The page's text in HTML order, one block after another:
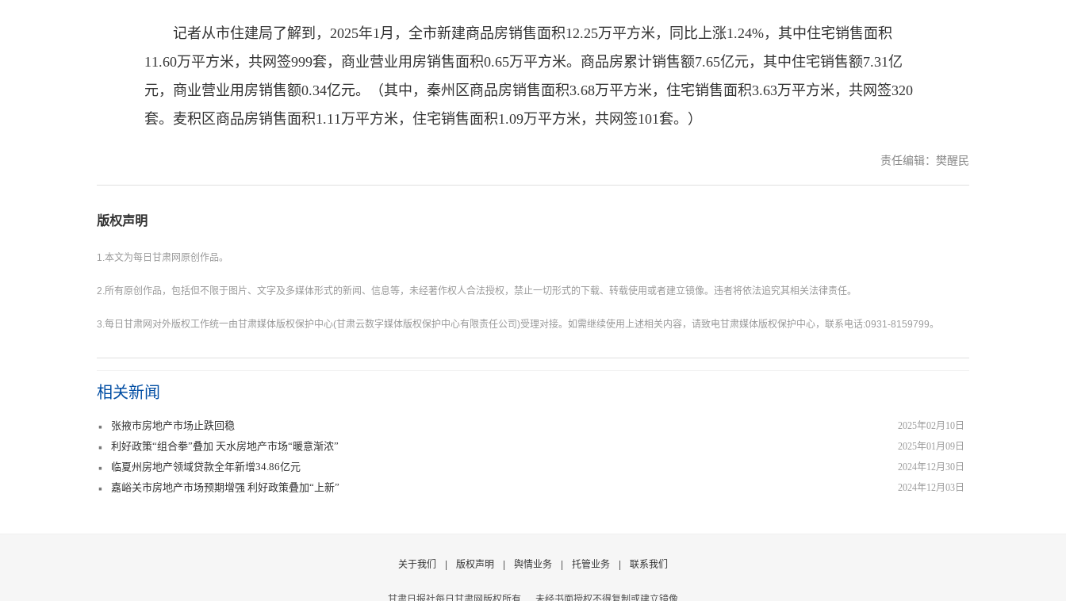
记者从市住建局了解到，2025年1月，全市新建商品房销售面积12.25万平方米，同比上涨1.24%，其中住宅销售面积
11.60万平方米，共网签999套，商业营业用房销售面积0.65万平方米。商品房累计销售额7.65亿元，其中住宅销售额7.31亿
元，商业营业用房销售额0.34亿元。（其中，秦州区商品房销售面积3.68万平方米，住宅销售面积3.63万平方米，共网签320
套。麦积区商品房销售面积1.11万平方米，住宅销售面积1.09万平方米，共网签101套。）
责任编辑：樊醒民
版权声明
1.本文为每日甘肃网原创作品。
2.所有原创作品，包括但不限于图片、文字及多媒体形式的新闻、信息等，未经著作权人合法授权，禁止一切形式的下载、转载使用或者建立镜像。违者将依法追究其相关法律责任。
3.每日甘肃网对外版权工作统一由甘肃媒体版权保护中心(甘肃云数字媒体版权保护中心有限责任公司)受理对接。如需继续使用上述相关内容，请致电甘肃媒体版权保护中心，联系电话:0931-8159799。
相关新闻
2025年02月10日
张掖市房地产市场止跌回稳
2025年01月09日
利好政策“组合拳”叠加 天水房地产市场“暖意渐浓”
2024年12月30日
临夏州房地产领域贷款全年新增34.86亿元
2024年12月03日
嘉峪关市房地产市场预期增强 利好政策叠加“上新”
关于我们 版权声明 舆情业务 托管业务 联系我们